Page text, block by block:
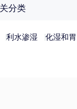
分类
利水渗湿 化湿和胃